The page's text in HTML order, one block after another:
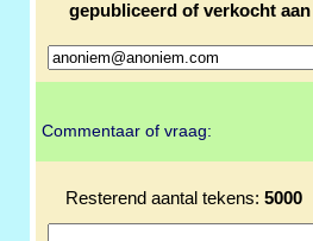
gepubliceerd of verkocht
Commentaar of vraag:
Resterend aantal tekens: 5000